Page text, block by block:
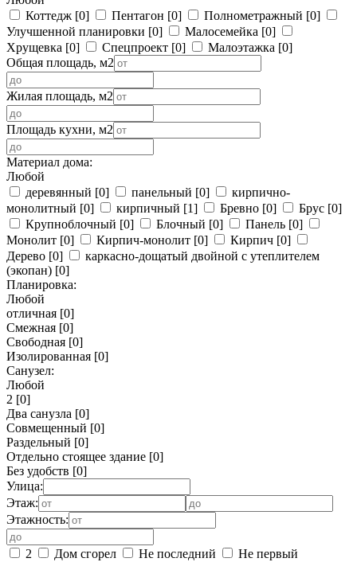
Коттедж [0] Пентагон [0] Полнометражный [0]
Улучшенной планировки [0] Малосемейка [0]
Хрущевка [0] Спецпроект [0] Малоэтажка [0]
Общая площадь, м2
Жилая площадь, м2
Площадь кухни, м2
Материал дома:
Любой
деревянный [0] панельный [0]
кирпично-
монолитный [0] кирпичный [1] Бревно [0] Брус [0]
Крупноблочный [0] Блочный [0] Панель [0]
Монолит [0] Кирпич-монолит [0] Кирпич [0]
Дерево [0]
каркасно-дощатый двойной с утеплителем
(экопан) [0]
Планировка:
Любой
отличная [0]
Смежная [0]
Свободная [0]
Изолированная [0]
Санузел:
Любой
2 [0]
Два санузла [0]
Совмещенный [0]
Раздельный [0]
Отдельно стоящее здание [0]
Без удобств [0]
Улица:
Этаж:
Этажность:
2 Дом сгорел Не последний
Не первый